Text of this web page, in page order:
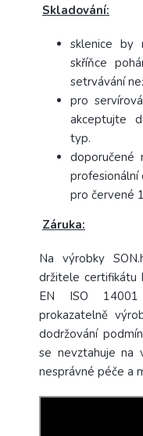
Skladování:
sklenice by
skříňce
setrvávání
pro
akceptujte
typ.
doporučené
profesionální
pro červené
Záruka:
Na výrobky
držitele certifikátu
EN ISO
prokazatelně
dodržování
se nevztahuje na
nesprávné péče a